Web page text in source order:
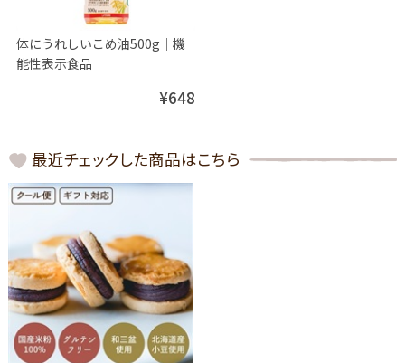
体にうれしいこめ油500g│機
能性表示食品
¥648
最近チェックした商品はこちら